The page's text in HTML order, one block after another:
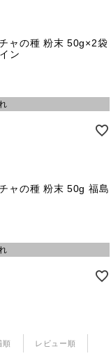
ャの種 粉末 50g×2袋
ン
ャの種 粉末 50g 福島
順 レビュー順